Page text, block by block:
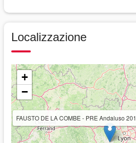
Localizzazione
FAUSTO DE LA COMBE - PRE Andaluso
+
−